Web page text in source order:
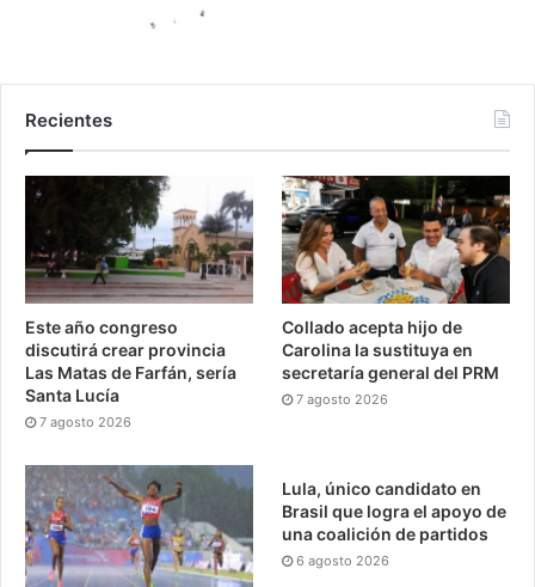
Recientes
Este año congreso
discutirá crear provincia
Las Matas de Farfán, sería
Santa Lucía
7 agosto 2026
Collado acepta hijo de
Carolina la sustituya en
secretaría general del PRM
7 agosto 2026
Lula, único candidato en
Brasil que logra el apoyo de
una coalición de partidos
6 agosto 2026